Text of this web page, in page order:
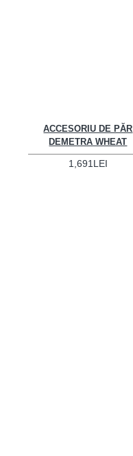
ACCESORIU DE PĂR
DEMETRA WHEAT
1,691LEI